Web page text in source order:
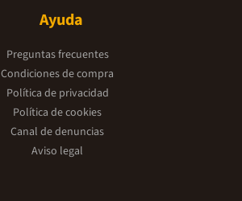
Ayuda
Preguntas frecuentes
Condiciones de compra
Política de privacidad
Política de cookies
Canal de denuncias
Aviso legal